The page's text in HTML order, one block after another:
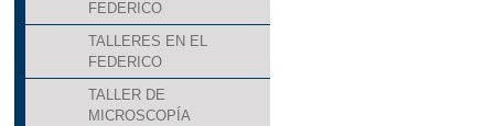
FEDERICO
TALLERES EN EL
FEDERICO
TALLER DE
MICROSCOPÍA